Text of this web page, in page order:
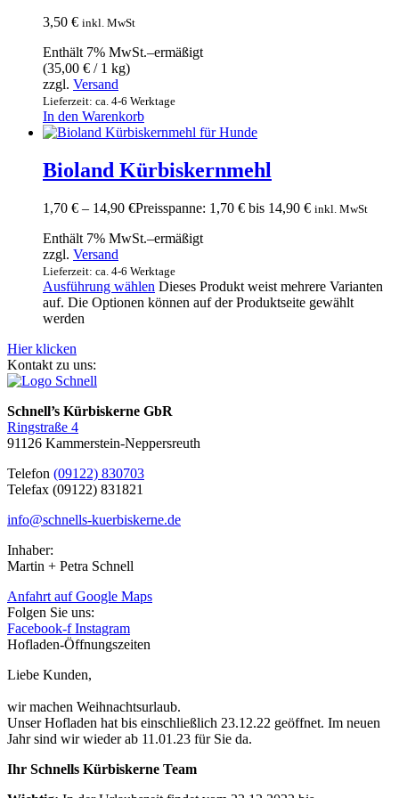
3,50 € inkl. MwSt
Enthält 7% MwSt.–ermäßigt
(35,00 € / 1 kg)
zzgl. Versand
Lieferzeit: ca. 4-6 Werktage
In den Warenkorb
Bioland Kürbiskernmehl
1,70 € – 14,90 €Preisspanne: 1,70 € bis 14,90 € inkl. MwSt
Enthält 7% MwSt.–ermäßigt
zzgl. Versand
Lieferzeit: ca. 4-6 Werktage
Ausführung wählen Dieses Produkt weist mehrere Varianten
auf. Die Optionen können auf der Produktseite gewählt
werden
Hier klicken
Kontakt zu uns:
Schnell’s Kürbiskerne GbR
Ringstraße 4
91126 Kammerstein-Neppersreuth
Telefon (09122) 830703
Telefax (09122) 831821
info@schnells-kuerbiskerne.de
Inhaber:
Martin + Petra Schnell
Anfahrt auf Google Maps
Folgen Sie uns:
Facebook-f Instagram
Hofladen-Öffnungszeiten
Liebe Kunden,
wir machen Weihnachtsurlaub.
Unser Hofladen hat bis einschließlich 23.12.22 geöffnet. Im neuen
Jahr sind wir wieder ab 11.01.23 für Sie da.
Ihr Schnells Kürbiskerne Team